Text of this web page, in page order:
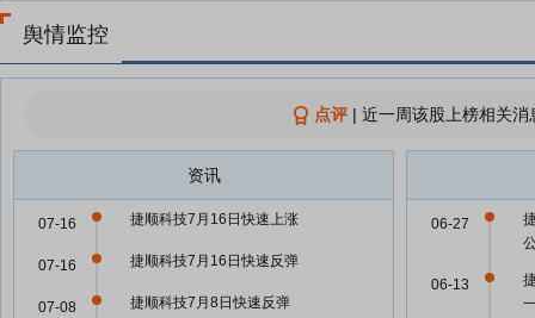
舆情监控
点评| 近一周该股上榜相关
资讯
捷顺科技7月16日快速上涨
07-16
捷顺科技7月16日快速反弹
07-16
捷顺科技7月8日快速反弹
07-08
06-27
06-13